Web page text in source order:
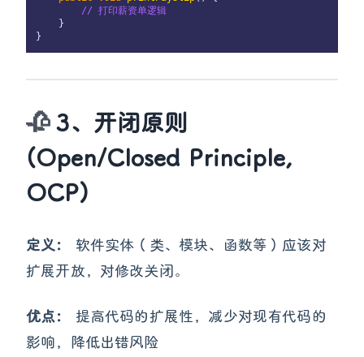
// 打印薪资单逻辑
    }
3、开闭原则
(Open/Closed Principle,
OCP)
定义：
软件实体（类、模块、函数等）应该对
扩展开放，对修改关闭。
优点：
提高代码的扩展性，减少对现有代码的
影响，降低出错风险